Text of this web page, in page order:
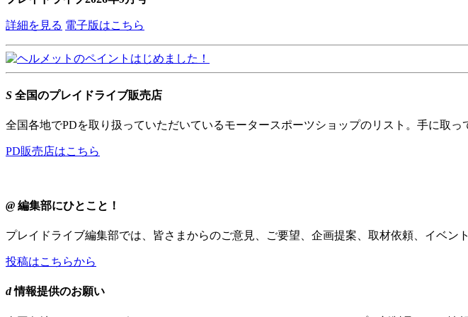
詳細を見る 電子版はこちら
S 全国のプレイドライブ販売店
全国各地でPDを取り扱っていただいているモータースポーツショップのリスト。手に取
PD販売店はこちら
@ 編集部にひとこと！
プレイドライブ編集部では、皆さまからのご意見、ご要望、企画提案、取材依頼、イベン
投稿はこちらから
d情報提供のお願い